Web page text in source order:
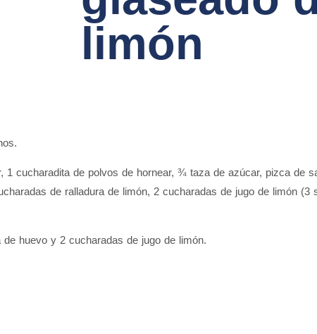
limón
cucharadita de polvos de hornear, ¾ taza de azúcar, pizca de
de ralladura de limón, 2 cucharadas de jugo de limón (3
huevo y 2 cucharadas de jugo de limón.